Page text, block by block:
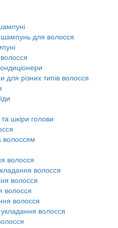
шампунь для волосся
для різних типів волосся
шкіри голови
волоссям
волосся
волосся
волосся
волосся
волосся
волосся